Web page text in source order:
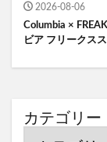
2026-08-06
Columbia ×
ビア フリークス
カテゴリー